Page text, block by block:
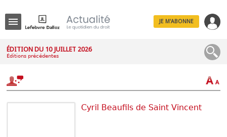
JE M'ABONNE
ÉDITION DU 10 JUILLET 2026
Éditions précédentes
Cyril Beaufils de Saint Vincent